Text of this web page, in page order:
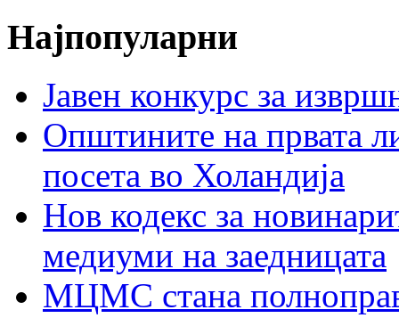
Најпопуларни
Јавен конкурс за
Општините на првата
посета во Холандија
Нов кодекс за
медиуми на заедницата
МЦМС стана